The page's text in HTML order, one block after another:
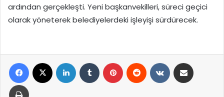
ardından gerçekleşti. Yeni başkanvekilleri, süreci geçici
olarak yöneterek belediyelerdeki işleyişi sürdürecek.
Facebook LinkedIn Tumblr Pinterest Reddit VKontakte
Yazdır